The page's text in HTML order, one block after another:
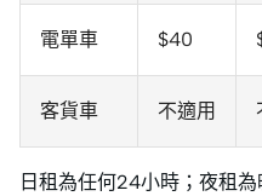
電單車 $40
客貨車 不適用
日租為任何24小時；夜租